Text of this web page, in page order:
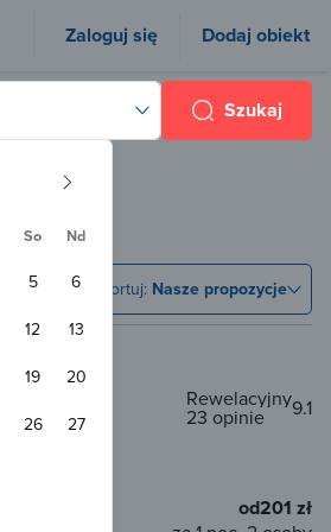
Zaloguj się Dodaj obiekt
So Nd
5
6
12
13
19
20
26
27
Szukaj
Sortuj: Nasze propozycje
9.1
Rewelacyjny
23 opinie
od201 zł